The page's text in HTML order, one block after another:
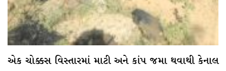
એક ચોક્કસ વિસ્તારમાં માટી અને કાંપ જમા થવાથી કેનાલ